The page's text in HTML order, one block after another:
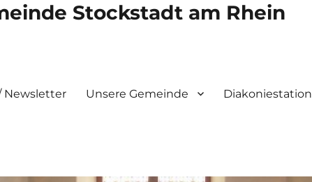
Stockstadt am Rhein
Newsletter Unsere Gemeinde Diakoniestation